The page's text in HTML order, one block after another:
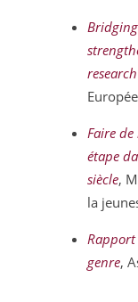
Faire
étape
siècle,
la
Rapport
genre,